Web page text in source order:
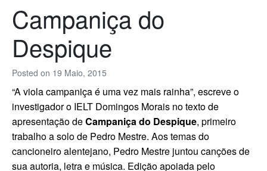
Posted on 19 Maio, 2015
Campaniça do
Despique
“A viola campaniça é uma vez mais rainha”, escreve o
investigador o IELT Domingos Morais no texto de
apresentação deCampaniça do Despique, primeiro
trabalho a solo de Pedro Mestre. Aos temas do
cancioneiro alentejano, Pedro Mestre juntou canções de
sua autoria, letra e música. Edição apoiada pelo